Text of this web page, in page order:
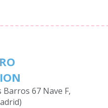
Barros 67 Nave F,